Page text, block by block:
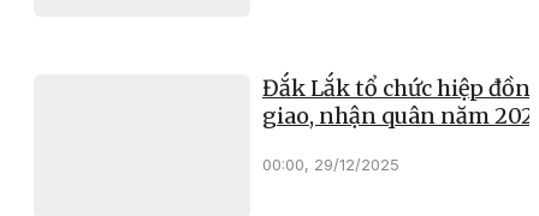
Đắk Lắk tổ chức hiệp
giao, nhận quân năm
00:00, 29/12/2025